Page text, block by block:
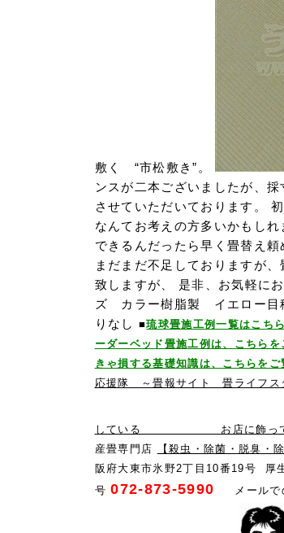
敷く “市松敷き”。
ンスが二本ございましたが、
させていただいております。
なんてお考えの方多いかもし
できるんだったら早く畳替え
まだまだ不足しておりますが
致しますが、 是非、お気軽に
ズ カラー樹脂製 イエロー目
りなし ■琉球畳施工例一覧はこち
ーダーベッド畳施工例は、こちらを
きゃ損する基礎知識は、こちらをご
応援隊 ～畳報サイト 畳ライフス
している お店に飾ってい
産畳専門店
【殺虫・除菌・脱臭
阪府大東市氷野2丁目10番19号 厚
号072-873-5990 メールで